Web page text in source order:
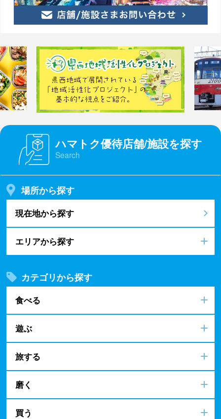
ハマトク優待店舗/施設を探す
Search
場所から探す
現在地から探す
エリアから探す
カテゴリから探す
食べる
遊ぶ
旅する
磨く
買う